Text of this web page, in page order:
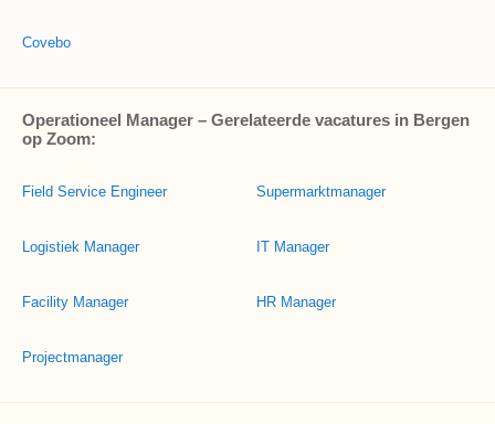
Covebo
Operationeel Manager – Gerelateerde vacatures in Bergen
op Zoom:
Field Service Engineer
Logistiek Manager
Facility Manager
Projectmanager
Supermarktmanager
IT Manager
HR Manager